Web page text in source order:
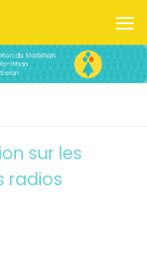
sur les
radios